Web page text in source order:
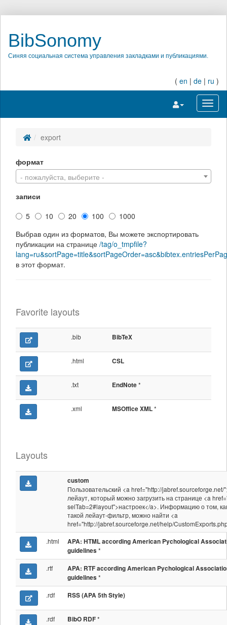
BibSonomy
Синяя социальная система управления закладками и публикациями.
( en | de | ru )
Переключить
export
формат
- пожалуйста, выберите -
записи
5
10 20 100
1000
Выбрав один из форматов, Вы можете экспортировать
публикации на странице /tag/o_tmpfile?
в этот формат.
Favorite layouts
.bib BibTeX
.html CSL
.txt EndNote*
.xml MSOffice XML*
Layouts
custom
Пользовательский <a href="http://jabref.sourceforge.net/
лейаут, который можно загрузить на странице <a
selTab=2#layout">настроек</a>. Информацию о том,
такой лейаут-фильтр, можно найти <a
href="http://jabref.sourceforge.net/help/
.html
APA: HTML according American Pychological
guidelines *
.rtf
APA: RTF according American Pychological
guidelines *
.rdf RSS (APA 5th Style)
.rdf BibO RDF*